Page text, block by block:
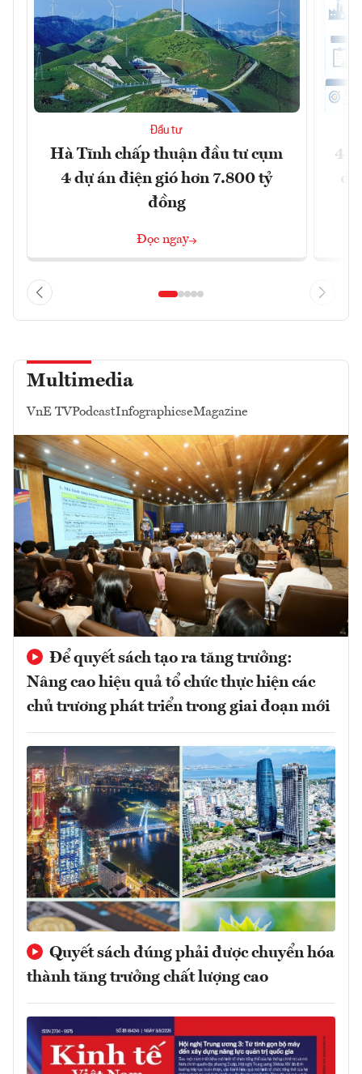
Đầu tư
Hà Tĩnh chấp thuận đầu tư cụm
4 dự án điện gió hơn 7.800 tỷ
đồng
Đọc ngay
41
Multimedia
VnE TVPodcastInfographicseMagazine
Để quyết sách tạo ra tăng trưởng:
Nâng cao hiệu quả tổ chức thực hiện các
chủ trương phát triển trong giai đoạn mới
Quyết sách đúng phải được chuyển hóa
thành tăng trưởng chất lượng cao